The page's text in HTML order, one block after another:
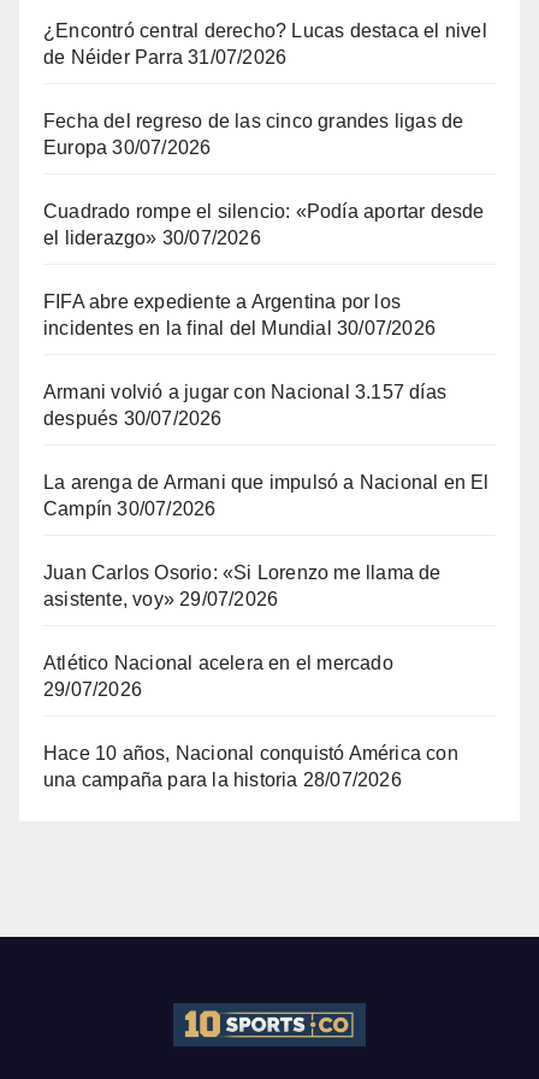
¿Encontró central derecho? Lucas destaca el nivel
de Néider Parra 31/07/2026
Fecha del regreso de las cinco grandes ligas de
Europa 30/07/2026
Cuadrado rompe el silencio: «Podía aportar desde
el liderazgo» 30/07/2026
FIFA abre expediente a Argentina por los
incidentes en la final del Mundial 30/07/2026
Armani volvió a jugar con Nacional 3.157 días
después 30/07/2026
La arenga de Armani que impulsó a Nacional en El
Campín 30/07/2026
Juan Carlos Osorio: «Si Lorenzo me llama de
asistente, voy» 29/07/2026
Atlético Nacional acelera en el mercado
29/07/2026
Hace 10 años, Nacional conquistó América con
una campaña para la historia 28/07/2026